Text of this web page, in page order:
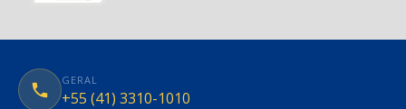
GERAL
+55 (41) 3310-1010